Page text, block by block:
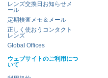
レンズ交換日お知らせメ
ール
定期検査メモ＆メール
正しく使おうコンタクト
レンズ
Global Offices
ウェブサイトのご利用につ
いて